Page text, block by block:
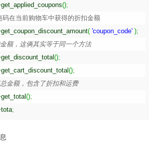
get_applied_coupons();
码在当前购物车中获得的折扣金额
get_coupon_discount_amount( 'coupon_code' );
额，这俩其实等于同一个方法
get_discount_total();
get_cart_discount_total();
金额，包含了折扣和运费
get_total();
tota;